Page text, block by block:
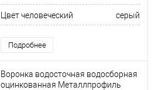
Цвет человеческий серый
Подробнее
Воронка водосточная водосборная
оцинкованная Металлпрофиль